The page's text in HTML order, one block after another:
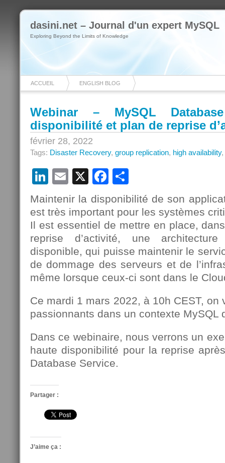
dasini.net – Journal d'un expert MySQL
Exploring Beyond the Limits of Knowledge
ACCUEIL ENGLISH BLOG
Webinar – MySQL
disponibilité et plan de reprise
février 28, 2022
Tags: Disaster Recovery, group replication, high availability,
LinkedIn
Email
X Facebook
Maintenir la disponibilité de son
est très important pour les systèmes
Il est essentiel de mettre en place,
reprise d’activité, une
disponible, qui puisse maintenir le
de dommage des serveurs et de
même lorsque ceux-ci sont dans le
Ce mardi 1 mars 2022, à 10h CEST, on
passionnants dans un contexte MySQL
Dans ce webinaire, nous verrons un
haute disponibilité pour la reprise
Database Service.
Partager :
J’aime ça :